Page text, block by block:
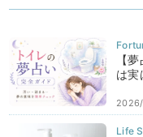
【
は実